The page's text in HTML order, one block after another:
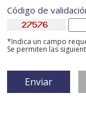
Código de
*Indica un campo
Se permiten las